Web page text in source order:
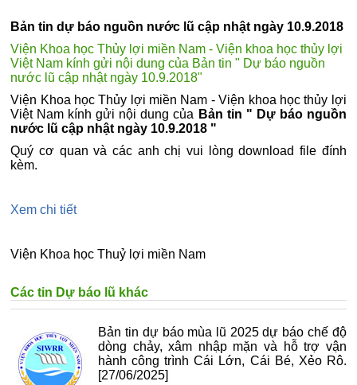
Bản tin dự báo nguồn nước lũ cập nhật ngày 10.9.2018
Viện Khoa học Thủy lợi miền Nam - Viện khoa học thủy lợi
Việt Nam kính gửi nội dung của Bản tin " Dự báo nguồn
nước lũ cập nhật ngày 10.9.2018"
Viện Khoa học Thủy lợi miền Nam - Viện khoa học thủy lợi
Việt Nam kính gửi nội dung của Bản tin " Dự báo nguồn
nước lũ cập nhật ngày 10.9.2018 "
Quý cơ quan và các anh chị vui lòng download file đính
kèm.
Xem chi tiết
Viện Khoa học Thuỷ lợi miền Nam
Các tin Dự báo lũ khác
Bản tin dự báo mùa lũ 2025 dự báo chế độ
dòng chảy, xâm nhập mặn và hỗ trợ vận
hành công trình Cái Lớn, Cái Bé, Xẻo Rô.
[27/06/2025]